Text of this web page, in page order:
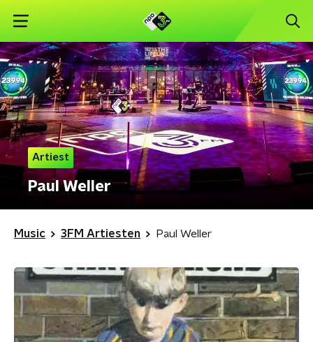
Artiest
Paul Weller
Music 3FM Artiesten Paul Weller